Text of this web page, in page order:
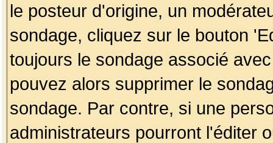
le posteur d'origine, un
sondage, cliquez sur le bouton
toujours le sondage associé
pouvez alors supprimer le
sondage. Par contre, si une
administrateurs pourront l'éditer